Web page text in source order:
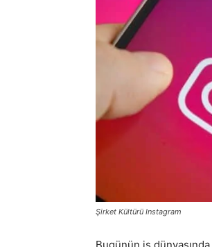
Şirket Kültürü Instagram
Bugünün iş